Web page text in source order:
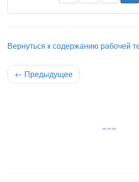
Вернуться к содержанию рабочей
← Предыдущее